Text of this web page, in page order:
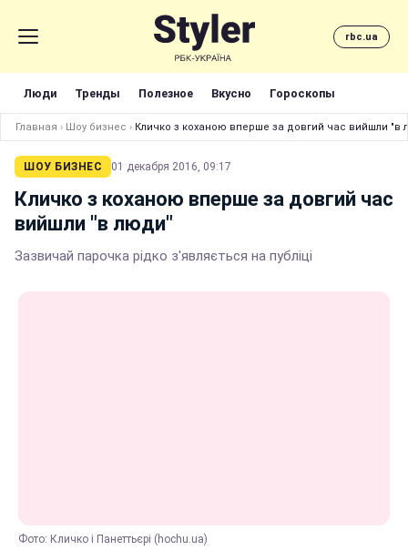
rbc.ua
Люди Тренды Полезное Вкусно Гороскопы
Главная › Шоу бизнес › Кличко з коханою вперше за довгий час вийшли "в
ШОУ БИЗНЕС 01 декабря 2016, 09:17
Кличко з коханою вперше за довгий час
вийшли "в люди"
Зазвичай парочка рідко з'являється на публіці
Фото: Кличко і Панеттьєрі (hochu.ua)